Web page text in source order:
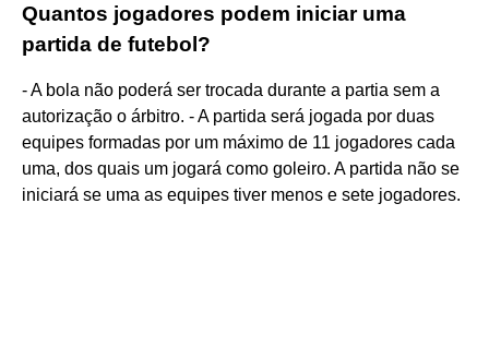
Quantos jogadores podem iniciar uma
partida de futebol?
- A bola não poderá ser trocada durante a partia sem a
autorização o árbitro. - A partida será jogada por duas
equipes formadas por um máximo de 11 jogadores cada
uma, dos quais um jogará como goleiro. A partida não se
iniciará se uma as equipes tiver menos e sete jogadores.